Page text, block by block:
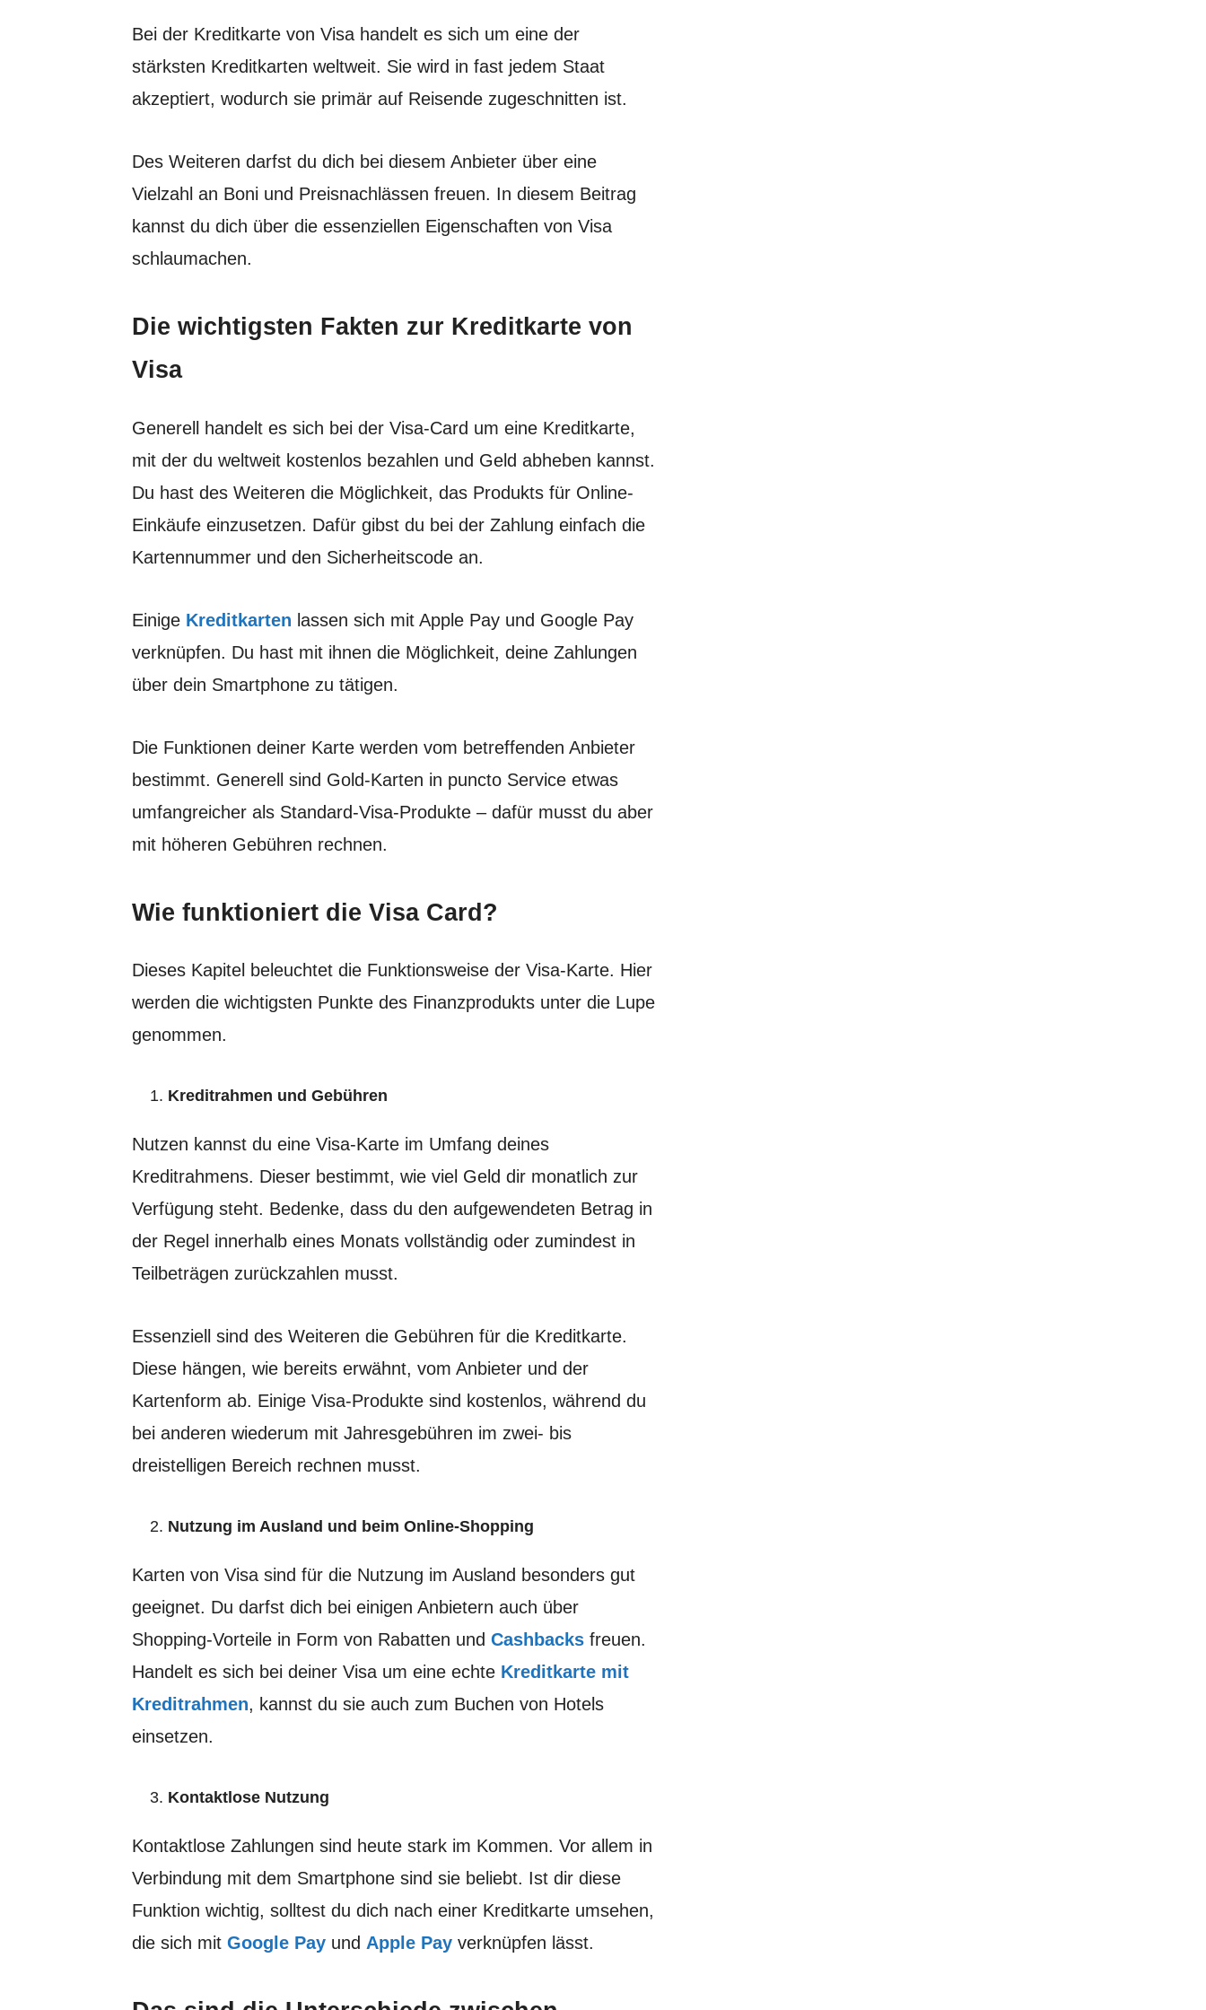
Bei der Kreditkarte von Visa handelt es sich um eine der
stärksten Kreditkarten weltweit. Sie wird in fast jedem Staat
akzeptiert, wodurch sie primär auf Reisende zugeschnitten ist.
Des Weiteren darfst du dich bei diesem Anbieter über eine
Vielzahl an Boni und Preisnachlässen freuen. In diesem Beitrag
kannst du dich über die essenziellen Eigenschaften von Visa
schlaumachen.
Die wichtigsten Fakten zur Kreditkarte von
Visa
Generell handelt es sich bei der Visa-Card um eine Kreditkarte,
mit der du weltweit kostenlos bezahlen und Geld abheben kannst.
Du hast des Weiteren die Möglichkeit, das Produkts für Online-
Einkäufe einzusetzen. Dafür gibst du bei der Zahlung einfach die
Kartennummer und den Sicherheitscode an.
Einige Kreditkarten lassen sich mit Apple Pay und Google Pay
verknüpfen. Du hast mit ihnen die Möglichkeit, deine Zahlungen
über dein Smartphone zu tätigen.
Die Funktionen deiner Karte werden vom betreffenden Anbieter
bestimmt. Generell sind Gold-Karten in puncto Service etwas
umfangreicher als Standard-Visa-Produkte – dafür musst du aber
mit höheren Gebühren rechnen.
Wie funktioniert die Visa Card ?
Dieses Kapitel beleuchtet die Funktionsweise der Visa-Karte. Hier
werden die wichtigsten Punkte des Finanzprodukts unter die Lupe
genommen.
Kreditrahmen und Gebühren
Nutzen kannst du eine Visa-Karte im Umfang deines
Kreditrahmens. Dieser bestimmt, wie viel Geld dir monatlich zur
Verfügung steht. Bedenke, dass du den aufgewendeten Betrag in
der Regel innerhalb eines Monats vollständig oder zumindest in
Teilbeträgen zurückzahlen musst.
Essenziell sind des Weiteren die Gebühren für die Kreditkarte.
Diese hängen, wie bereits erwähnt, vom Anbieter und der
Kartenform ab. Einige Visa-Produkte sind kostenlos, während du
bei anderen wiederum mit Jahresgebühren im zwei- bis
dreistelligen Bereich rechnen musst.
Nutzung im Ausland und beim Online-Shopping
Karten von Visa sind für die Nutzung im Ausland besonders gut
geeignet. Du darfst dich bei einigen Anbietern auch über
Shopping-Vorteile in Form von Rabatten und Cashbacks freuen.
Handelt es sich bei deiner Visa um eine echte Kreditkarte mit
Kreditrahmen, kannst du sie auch zum Buchen von Hotels
einsetzen.
Kontaktlose Nutzung
Kontaktlose Zahlungen sind heute stark im Kommen. Vor allem in
Verbindung mit dem Smartphone sind sie beliebt. Ist dir diese
Funktion wichtig, solltest du dich nach einer Kreditkarte umsehen,
die sich mit Google Pay und Apple Pay verknüpfen lässt.